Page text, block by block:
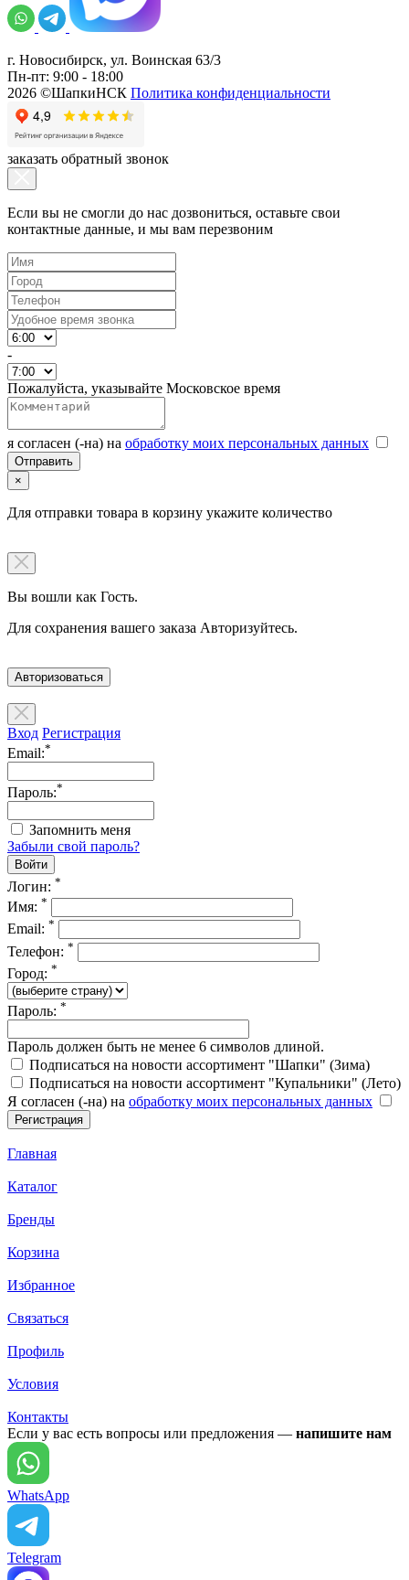
г. Новосибирск, ул. Воинская 63/3
Пн-пт: 9:00 - 18:00
2026 ©ШапкиНСК Политика конфиденциальности
заказать обратный звонок
Если вы не смогли до нас дозвониться, оставьте свои
контактные данные, и мы вам перезвоним
-
Пожалуйста, указывайте Московское время
я согласен (-на) на обработку моих персональных данных
×
Для отправки товара в корзину укажите количество
Вы вошли как Гость.
Для сохранения вашего заказа Авторизуйтесь.
Авторизоваться
Вход Регистрация
Email:*
Пароль:*
Запомнить меня
Забыли свой пароль?
Логин: *
Имя: *
Email: *
Телефон: *
Город: *
Пароль: *
Пароль должен быть не менее 6 символов длиной.
Подписаться на новости ассортимент "Шапки" (Зима)
Подписаться на новости ассортимент "Купальники" (Лето)
Я согласен (-на) на обработку моих персональных данных
Главная
Каталог
Бренды
Корзина
Избранное
Связаться
Профиль
Условия
Контакты
Если у вас есть вопросы или предложения — напишите нам
WhatsApp
Telegram